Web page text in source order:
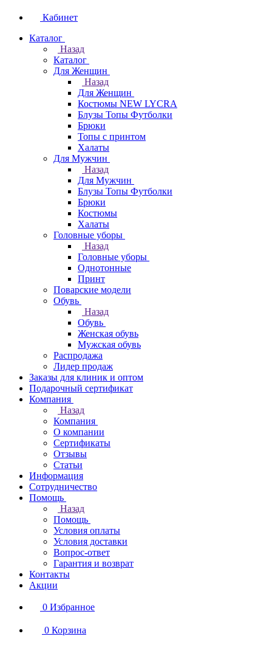
Кабинет
Каталог
Назад
Каталог
Для Женщин
Назад
Для Женщин
Костюмы NEW LYCRA
Блузы Топы Футболки
Брюки
Топы с принтом
Халаты
Для Мужчин
Назад
Для Мужчин
Блузы Топы Футболки
Брюки
Костюмы
Халаты
Головные уборы
Назад
Головные уборы
Однотонные
Принт
Поварские модели
Обувь
Назад
Обувь
Женская обувь
Мужская обувь
Распродажа
Лидер продаж
Заказы для клиник и оптом
Подарочный сертификат
Компания
Назад
Компания
О компании
Сертификаты
Отзывы
Статьи
Информация
Сотрудничество
Помощь
Назад
Помощь
Условия оплаты
Условия доставки
Вопрос-ответ
Гарантия и возврат
Контакты
Акции
0 Избранное
0 Корзина